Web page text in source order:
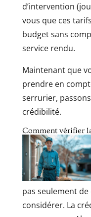
d’intervention
vous que ces
budget sans
service rendu.
Maintenant que
prendre en
serrurier,
crédibilité.
Comment vérifier
pas seulement
considérer. La